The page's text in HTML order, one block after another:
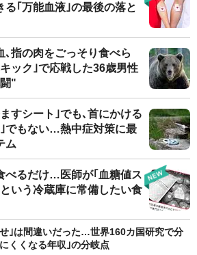
る｢万能血液｣の最後の落と
､指の肉をごっそり食べら
ック｣で応戦した36歳男性
"
すシート｣でも､首にかける
でもない…熱中症対策に最
ム
べるだけ…医師が｢血糖値ス
いう冷蔵庫に常備したい食
｣は間違いだった…世界160カ国研究で分
くくなる年収｣の分岐点